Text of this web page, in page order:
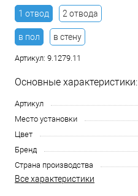
1 отвод 2 отвода
в пол в стену
Артикул: 9.1279.11
Основные характеристики:
Артикул
Место установки
Цвет
Бренд
Страна производства
Все характеристики